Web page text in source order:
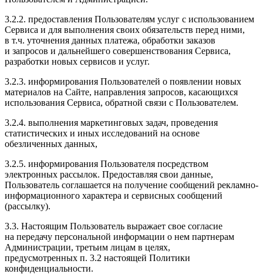
3.2.2. предоставления Пользователям услуг с использованием
Сервиса и для выполнения своих обязательств перед ними,
в т.ч. уточнения данных платежа, обработки заказов
и запросов и дальнейшего совершенствования Сервиса,
разработки новых сервисов и услуг.
3.2.3. информирования Пользователей о появлении новых
материалов на Сайте, направления запросов, касающихся
использования Сервиса, обратной связи с Пользователем.
3.2.4. выполнения маркетинговых задач, проведения
статистических и иных исследований на основе
обезличенных данных,
3.2.5. информирования Пользователя посредством
электронных рассылок. Предоставляя свои данные,
Пользователь соглашается на получение сообщений рекламно-
информационного характера и сервисных сообщений
(рассылку).
3.3. Настоящим Пользователь выражает свое согласие
на передачу персональной информации о нем партнерам
Администрации, третьим лицам в целях,
предусмотренных п. 3.2 настоящей Политики
конфиденциальности.